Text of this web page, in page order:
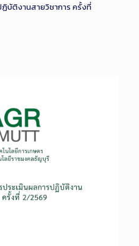
ฏิบัติงานสายวิชาการ ครั้งที่